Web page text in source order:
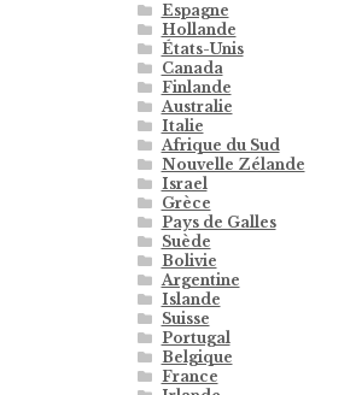
Espagne
Hollande
États-Unis
Canada
Finlande
Australie
Italie
Afrique du Sud
Nouvelle Zélande
Israel
Grèce
Pays de Galles
Suède
Bolivie
Argentine
Islande
Suisse
Portugal
Belgique
France